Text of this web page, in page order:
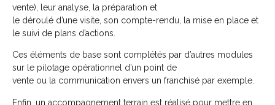
vente), leur analyse, la préparation et
le déroulé d’une visite, son compte-rendu, la mise en place et
le suivi de plans d’actions.
Ces éléments de base sont complétés par d’autres modules
sur le pilotage opérationnel d’un point de
vente ou la communication envers un franchisé par exemple.
Enfin, un accompagnement terrain est réalisé pour mettre en